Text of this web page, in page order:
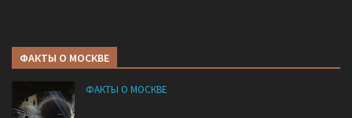
ФАКТЫ О МОСКВЕ
ФАКТЫ О МОСКВЕ